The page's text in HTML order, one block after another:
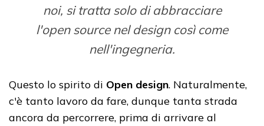
noi, si tratta solo di abbracciare
l'open source nel design così come
nell'ingegneria.
Questo lo spirito di Open design. Naturalmente,
c'è tanto lavoro da fare, dunque tanta strada
ancora da percorrere, prima di arrivare al